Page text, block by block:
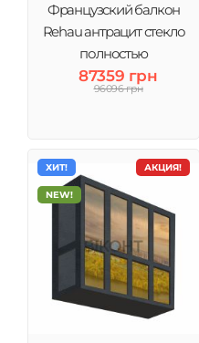
Французский балкон
Rehau антрацит стекло
полностью
87359 грн
96096 грн
АКЦИЯ!
ХИТ!
NEW!